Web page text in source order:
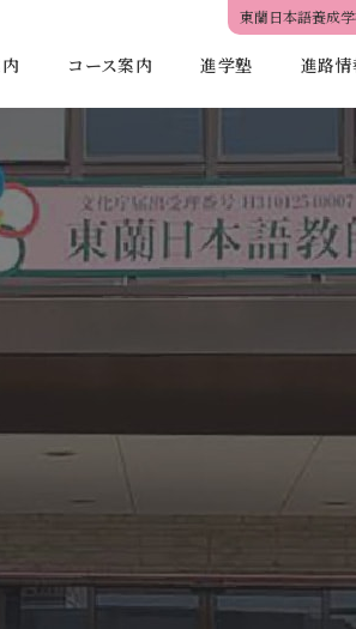
コース案内 進学塾 進路
東蘭日本語養成